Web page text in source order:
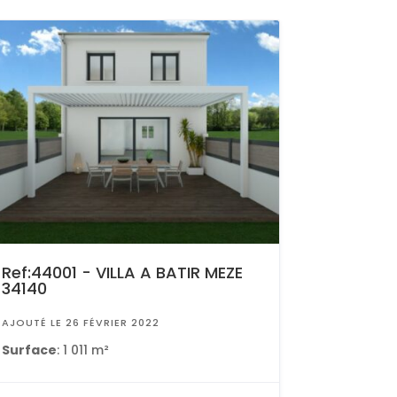
Ref:44001 - VILLA A BATIR MEZE
34140
AJOUTÉ LE 26 FÉVRIER 2022
Surface: 1 011 m²